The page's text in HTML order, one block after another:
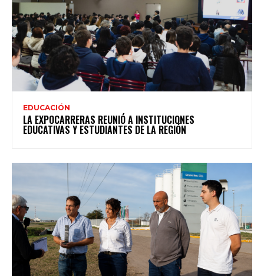
EDUCACIÓN
LA EXPOCARRERAS REUNIÓ A INSTITUCIONES
EDUCATIVAS Y ESTUDIANTES DE LA REGIÓN